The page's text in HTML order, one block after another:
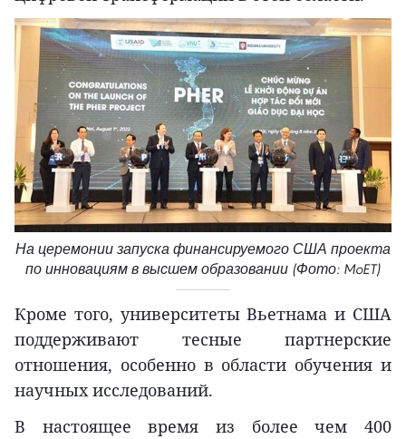
На церемонии запуска финансируемого США проекта
по инновациям в высшем образовании (Фото: MoET)
Кроме того, университеты Вьетнама и США
поддерживают тесные партнерские
отношения, особенно в области обучения и
научных исследований.
В настоящее время из более чем 400